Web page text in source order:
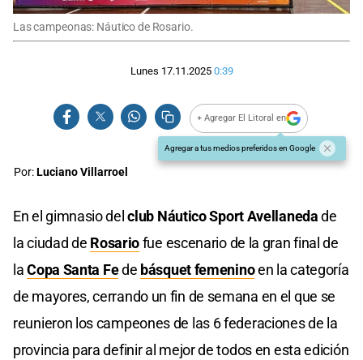
Las campeonas: Náutico de Rosario.
Lunes 17.11.2025 0:39
+ Agregar El Litoral en
Agregar a tus medios preferidos en Google
Por:Luciano Villarroel
En el gimnasio delclub Náutico Sport Avellanedade
la ciudad de Rosariofue escenario de la gran final de
laCopa Santa Fede básquet femeninoen la categoría
de mayores, cerrando un fin de semana en el que se
reunieron los campeones de las 6 federaciones de la
provincia para definir al mejor de todos en esta edición